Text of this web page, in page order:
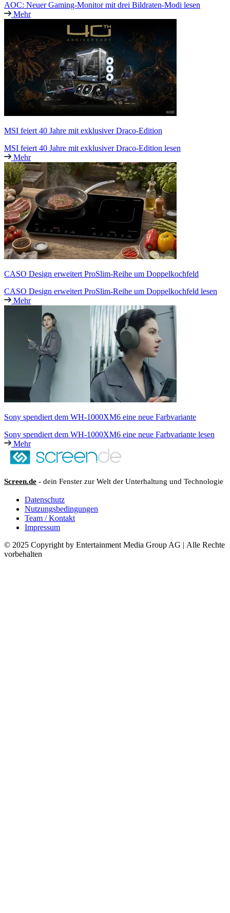
AOC: Neuer Gaming-Monitor mit drei Bildraten-Modi lesen
Mehr
MSI feiert 40 Jahre mit exklusiver Draco-Edition
MSI feiert 40 Jahre mit exklusiver Draco-Edition lesen
Mehr
CASO Design erweitert ProSlim-Reihe um Doppelkochfeld
CASO Design erweitert ProSlim-Reihe um Doppelkochfeld lesen
Mehr
Sony spendiert dem WH-1000XM6 eine neue Farbvariante
Sony spendiert dem WH-1000XM6 eine neue Farbvariante lesen
Mehr
Screen.de - dein Fenster zur Welt der Unterhaltung und Technologie
Datenschutz
Nutzungsbedingungen
Team / Kontakt
Impressum
© 2025 Copyright by Entertainment Media Group AG | Alle Rechte
vorbehalten